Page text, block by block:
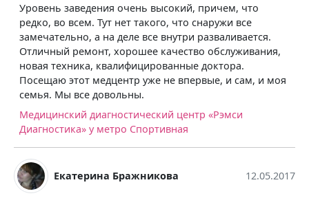
Уровень заведения очень высокий, причем, что
редко, во всем. Тут нет такого, что снаружи все
замечательно, а на деле все внутри разваливается.
Отличный ремонт, хорошее качество обслуживания,
новая техника, квалифицированные доктора.
Посещаю этот медцентр уже не впервые, и сам, и моя
семья. Мы все довольны.
Медицинский диагностический центр «Рэмси
Диагностика» у метро Спортивная
Екатерина Бражникова 12.05.2017